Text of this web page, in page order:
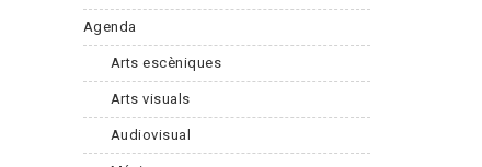
Agenda
Arts escèniques
Arts visuals
Audiovisual